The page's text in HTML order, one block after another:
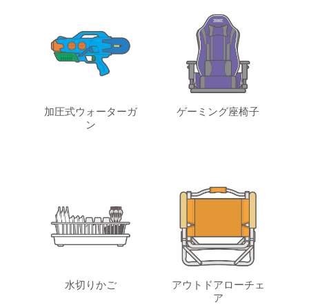
加圧式ウォーターガ
ン
ゲーミング座椅子
水切りかご
アウトドアローチェ
ア